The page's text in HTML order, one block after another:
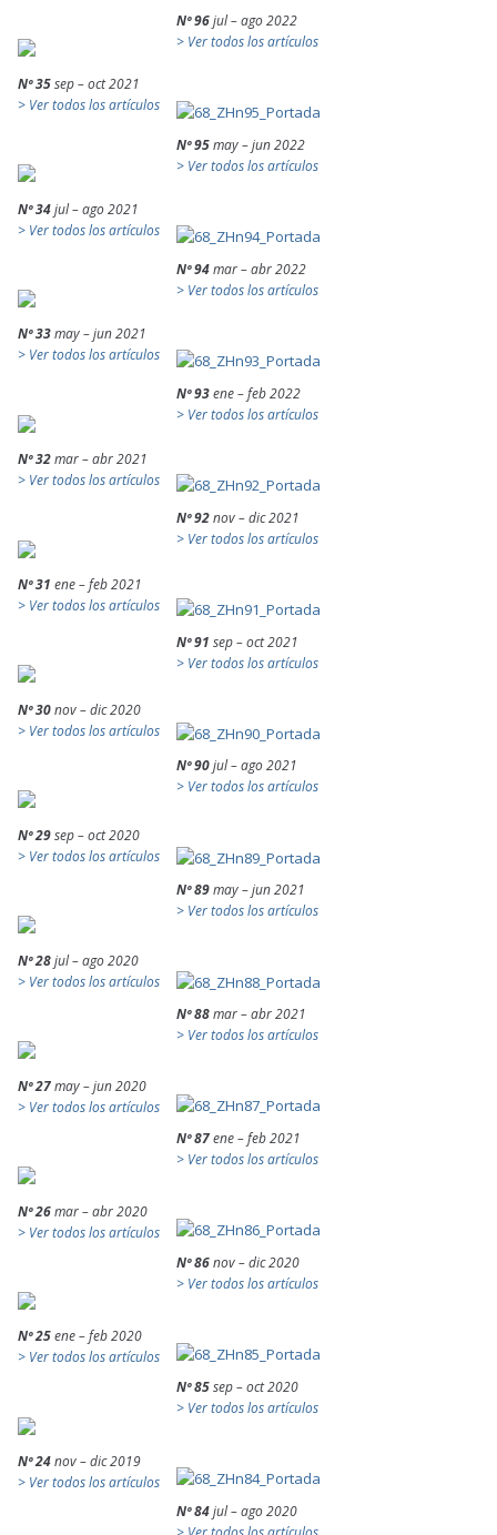
Nº 35sep – oct 2021
> Ver todos los artículos
Nº 34jul – ago 2021
> Ver todos los artículos
Nº 33may – jun 2021
> Ver todos los artículos
Nº 32mar – abr 2021
> Ver todos los artículos
Nº 31 ene – feb 2021
> Ver todos los artículos
Nº 30nov – dic 2020
> Ver todos los artículos
Nº 29sep – oct 2020
> Ver todos los artículos
Nº 28jul – ago 2020
> Ver todos los artículos
Nº 27may – jun 2020
> Ver todos los artículos
Nº 26mar – abr 2020
> Ver todos los artículos
Nº 25ene – feb 2020
> Ver todos los artículos
Nº 24nov – dic 2019
> Ver todos los artículos
Nº 96jul – ago 2022
> Ver todos los artículos
Nº 95may – jun 2022
> Ver todos los artículos
Nº 94mar – abr 2022
> Ver todos los artículos
Nº 93ene – feb 2022
> Ver todos los artículos
Nº 92nov – dic 2021
> Ver todos los artículos
Nº 91 sep – oct 2021
> Ver todos los artículos
Nº 90jul – ago 2021
> Ver todos los artículos
Nº 89may – jun 2021
> Ver todos los artículos
Nº 88mar – abr 2021
> Ver todos los artículos
Nº 87ene – feb 2021
> Ver todos los artículos
Nº 86nov – dic 2020
> Ver todos los artículos
Nº 85sep – oct 2020
> Ver todos los artículos
Nº 84jul – ago 2020